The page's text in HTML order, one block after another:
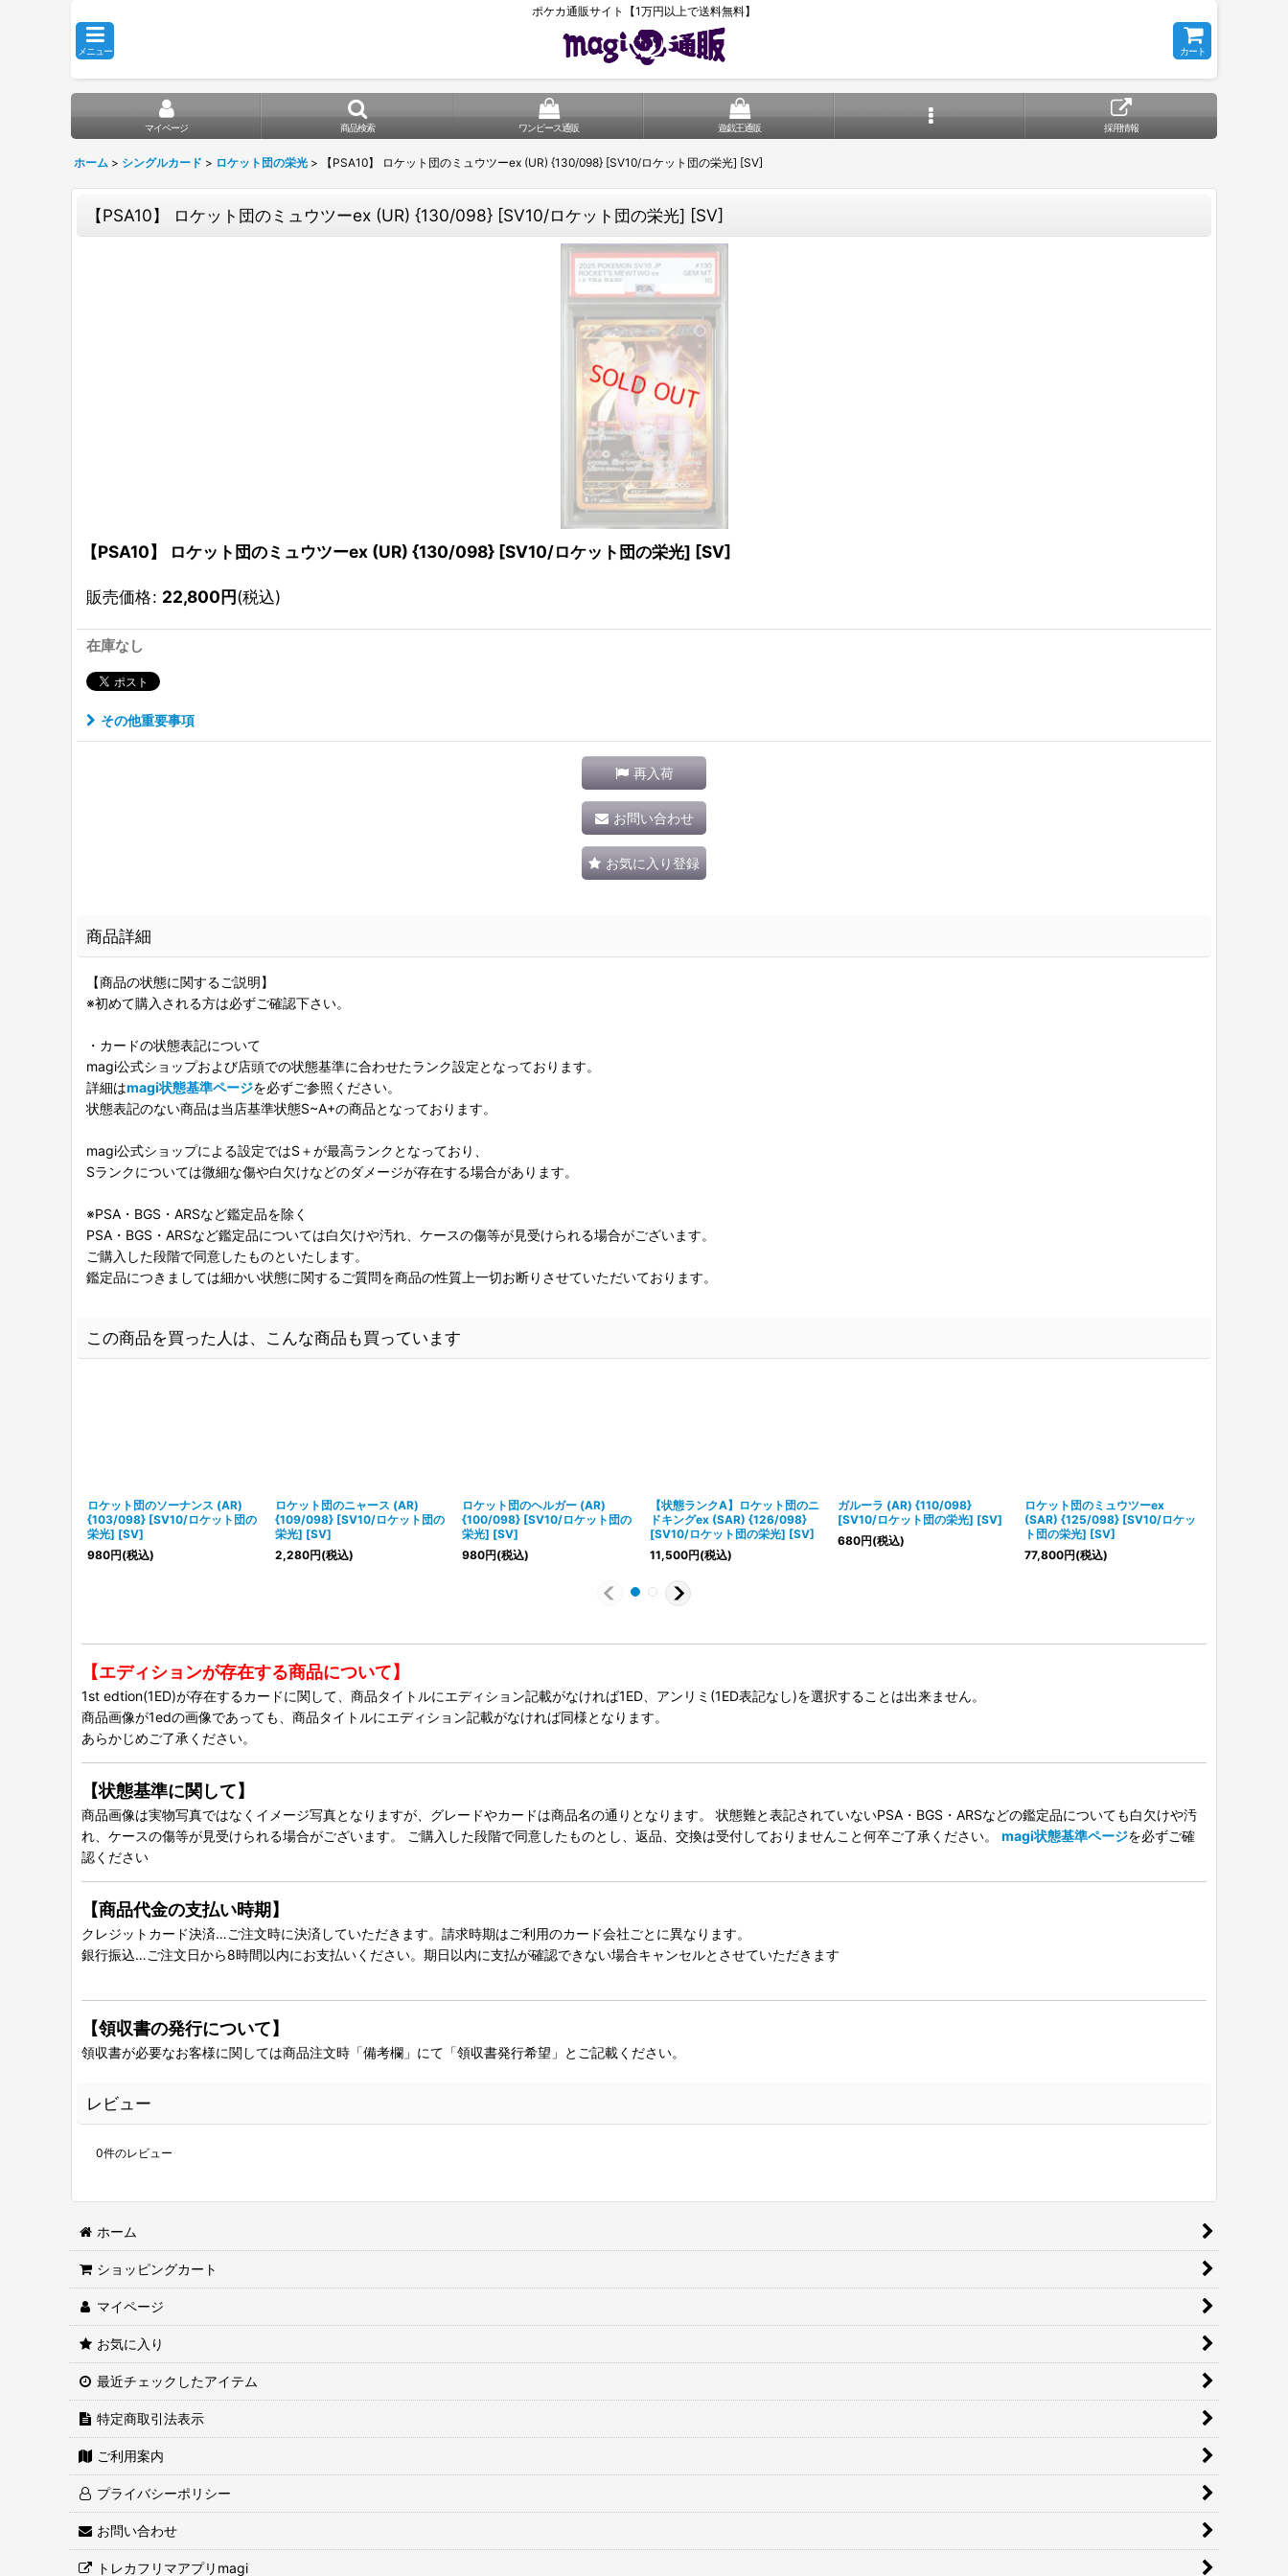
ポケカ通販サイト【1万円以上で送料無料】
メニュー カート
マイページ 商品検索 ワンピース通販 遊戯王通販 採用情報
ホーム > シングルカード > ロケット団の栄光 > 【PSA10】 ロケット団のミュウツーex (UR) {130/098} [SV10/ロケット団の栄光] [SV]
【PSA10】 ロケット団のミュウツーex (UR) {130/098} [SV10/ロケット団の栄光] [SV]
【PSA10】 ロケット団のミュウツーex (UR) {130/098} [SV10/ロケット団の栄光] [SV]
販売価格: 22,800円(税込)
在庫なし
その他重要事項
再入荷
お問い合わせ
お気に入り登録
商品詳細
【商品の状態に関するご説明】
※初めて購入される方は必ずご確認下さい。
・カードの状態表記について
magi公式ショップおよび店頭での状態基準に合わせたランク設定となっております。
詳細はmagi状態基準ページを必ずご参照ください。
状態表記のない商品は当店基準状態S~A+の商品となっております。
magi公式ショップによる設定ではS＋が最高ランクとなっており、
Sランクについては微細な傷や白欠けなどのダメージが存在する場合があります。
※PSA・BGS・ARSなど鑑定品を除く
PSA・BGS・ARSなど鑑定品については白欠けや汚れ、ケースの傷等が見受けられる場合がございます。
ご購入した段階で同意したものといたします。
鑑定品につきましては細かい状態に関するご質問を商品の性質上一切お断りさせていただいております。
この商品を買った人は、こんな商品も買っています
ロケット団のソーナンス (AR)
{103/098} [SV10/ロケット団の
栄光] [SV]
980円(税込)
ロケット団のニャース (AR)
{109/098} [SV10/ロケット団の
栄光] [SV]
2,280円(税込)
ロケット団のヘルガー (AR)
{100/098} [SV10/ロケット団の
栄光] [SV]
980円(税込)
【状態ランクA】ロケット団のニ
ドキングex (SAR) {126/098}
[SV10/ロケット団の栄光] [SV]
11,500円(税込)
ガルーラ (AR) {110/098}
[SV10/ロケット団の栄光] [SV]
680円(税込)
ロケット団のミュウツーex
(SAR) {125/098} [SV10/ロケッ
ト団の栄光] [SV]
77,800円(税込)
【エディションが存在する商品について】
1st edtion(1ED)が存在するカードに関して、商品タイトルにエディション記載がなければ1ED、アンリミ(1ED表記なし)を選択することは出来ません。
商品画像が1edの画像であっても、商品タイトルにエディション記載がなければ同様となります。
あらかじめご了承ください。
【状態基準に関して】
商品画像は実物写真ではなくイメージ写真となりますが、グレードやカードは商品名の通りとなります。 状態難と表記されていないPSA・BGS・ARSなどの鑑定品についても白欠けや汚
れ、ケースの傷等が見受けられる場合がございます。 ご購入した段階で同意したものとし、返品、交換は受付しておりませんこと何卒ご了承ください。 magi状態基準ページを必ずご確
認ください
【商品代金の支払い時期】
クレジットカード決済…ご注文時に決済していただきます。請求時期はご利用のカード会社ごとに異なります。
銀行振込…ご注文日から8時間以内にお支払いください。期日以内に支払が確認できない場合キャンセルとさせていただきます
【領収書の発行について】
領収書が必要なお客様に関しては商品注文時「備考欄」にて「領収書発行希望」とご記載ください。
レビュー
0件のレビュー
ホーム
ショッピングカート
マイページ
お気に入り
最近チェックしたアイテム
特定商取引法表示
ご利用案内
プライバシーポリシー
お問い合わせ
トレカフリマアプリmagi